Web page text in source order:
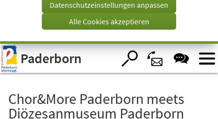
Visuelle
Assistenzsoftware
öffnen.
Tab)
Datenschutzeinstellungen anpassen
Alle Cookies akzeptieren
Paderborn
Chor&More Paderborn meets
Diözesanmuseum Paderborn